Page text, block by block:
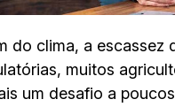
do clima, a escassez
muitos
um desafio a